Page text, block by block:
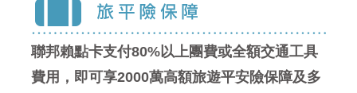
聯邦賴點卡支付80%以上團費或全額交通工具
費用， 即可享2000萬高額旅遊平安險保障及多